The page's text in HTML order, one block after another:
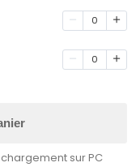
0
0
sur PC